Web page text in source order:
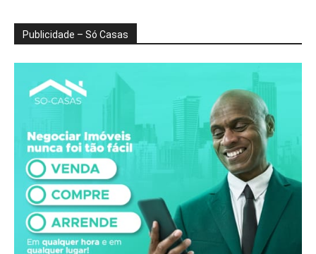
Publicidade – Só Casas